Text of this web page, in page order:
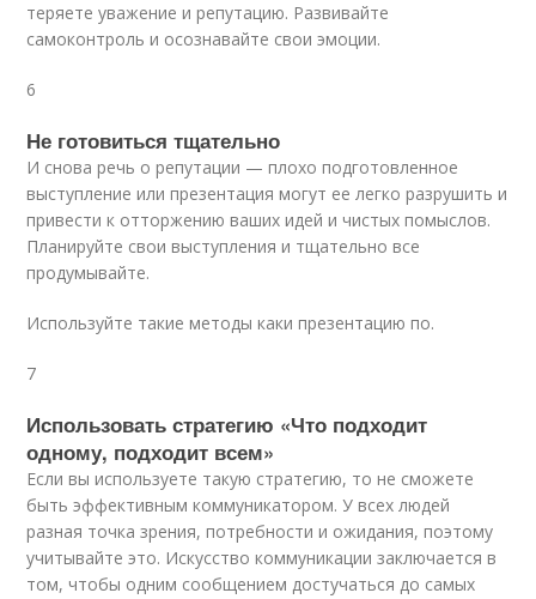
теряете уважение и репутацию. Развивайте
самоконтроль и осознавайте свои эмоции.
6
Не готовиться тщательно
И снова речь о репутации — плохо подготовленное
выступление или презентация могут ее легко разрушить и
привести к отторжению ваших идей и чистых помыслов.
Планируйте свои выступления и тщательно все
продумывайте.
Используйте такие методы каки презентацию по.
7
Использовать стратегию «Что подходит
одному, подходит всем»
Если вы используете такую стратегию, то не сможете
быть эффективным коммуникатором. У всех людей
разная точка зрения, потребности и ожидания, поэтому
учитывайте это. Искусство коммуникации заключается в
том, чтобы одним сообщением достучаться до самых